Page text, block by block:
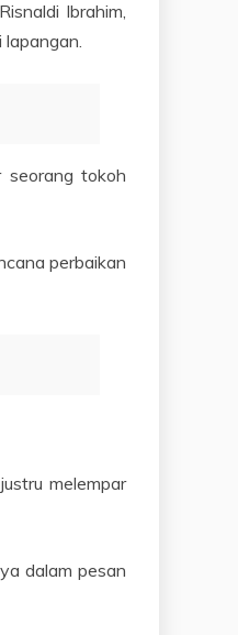
Ibrahim,
seorang tokoh
perbaikan
melempar
dalam pesan